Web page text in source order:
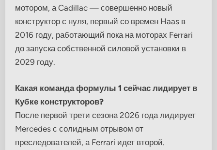
мотором, а Cadillac — совершенно новый
конструктор с нуля, первый со времен Haas в
2016 году, работающий пока на моторах Ferrari
до запуска собственной силовой установки в
2029 году.
Какая команда формулы 1 сейчас лидирует в
Кубке конструкторов?
После первой трети сезона 2026 года лидирует
Mercedes с солидным отрывом от
преследователей, а Ferrari идет второй.